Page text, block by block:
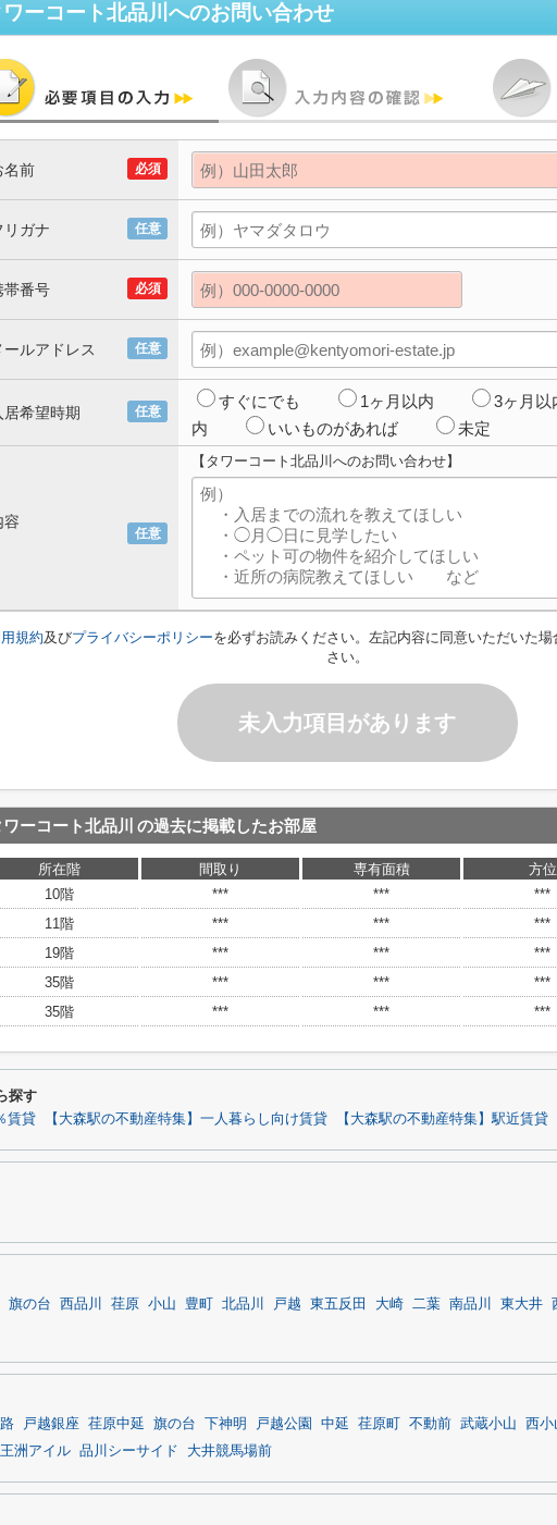
ーコート北品川 へのお問い合わせ
必須
名前
任意
リガナ
必須
帯番号
任意
ールアドレス
任意
居希望時期
すぐにでも 1ヶ月以内 3ヶ月以
内
いいものがあれば 未定
任意
容
【タワーコート北品川へのお問い合わせ】
規約及びプライバシーポリシーを必ずお読みください。左記内容に同意いただいた
さい。
未入力項目があります
ワーコート北品川 の過去に掲載したお部屋
所在階 間取り 専有面積 方位
10階
*** *** ***
11階
*** *** ***
19階
*** *** ***
35階
*** *** ***
35階
*** *** ***
探す
賃貸 【大森駅の不動産特集】一人暮らし向け賃貸 【大森駅の不動産特集】駅近賃貸
旗の台 西品川 荏原 小山 豊町 北品川 戸越 東五反田 大崎 二葉 南品川 東大井
戸越銀座 荏原中延 旗の台 下神明 戸越公園 中延 荏原町 不動前 武蔵小山 西小
洲アイル 品川シーサイド 大井競馬場前